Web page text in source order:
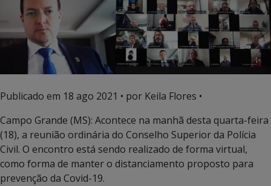
Publicado em 18 ago 2021 • por Keila Flores •
Campo Grande (MS): Acontece na manhã desta quarta-feira
(18), a reunião ordinária do Conselho Superior da Polícia
Civil. O encontro está sendo realizado de forma virtual,
como forma de manter o distanciamento proposto para
prevenção da Covid-19.